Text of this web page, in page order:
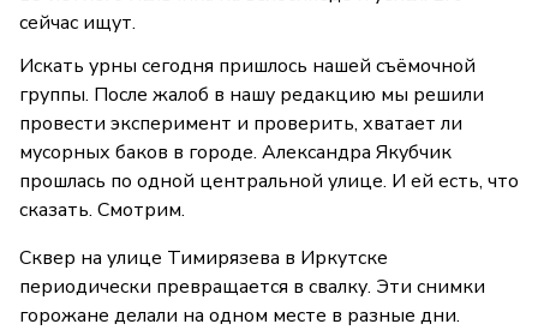
сейчас ищут.
Искать урны сегодня пришлось нашей съёмочной
группы. После жалоб в нашу редакцию мы решили
провести эксперимент и проверить, хватает ли
мусорных баков в городе. Александра Якубчик
прошлась по одной центральной улице. И ей есть, что
сказать. Смотрим.
Сквер на улице Тимирязева в Иркутске
периодически превращается в свалку. Эти снимки
горожане делали на одном месте в разные дни.